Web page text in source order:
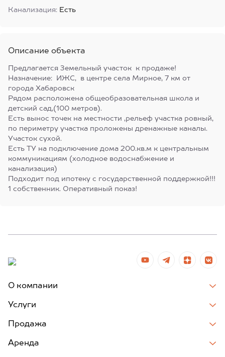
Канализация: Есть
Описание объекта
Предлагается Земельный участок к продаже!
Назначение: ИЖС, в центре села Мирное, 7 км от
города Хабаровск
Рядом расположена общеобразовательная школа и
детский сад,(100 метров).
Есть вынос точек на местности ,рельеф участка ровный,
по периметру участка проложены дренажные каналы.
Участок сухой.
Есть ТУ на подключение дома 200.кв.м к центральным
коммуникациям (холодное водоснабжение и
канализация)
Подходит под ипотеку с государственной поддержкой!!!
1 собственник. Оперативный показ!
О компании
Услуги
Продажа
Аренда